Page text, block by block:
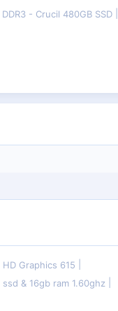
DDR3 - Crucil 480GB SSD
HD Graphics 615
& 16gb ram 1.60ghz